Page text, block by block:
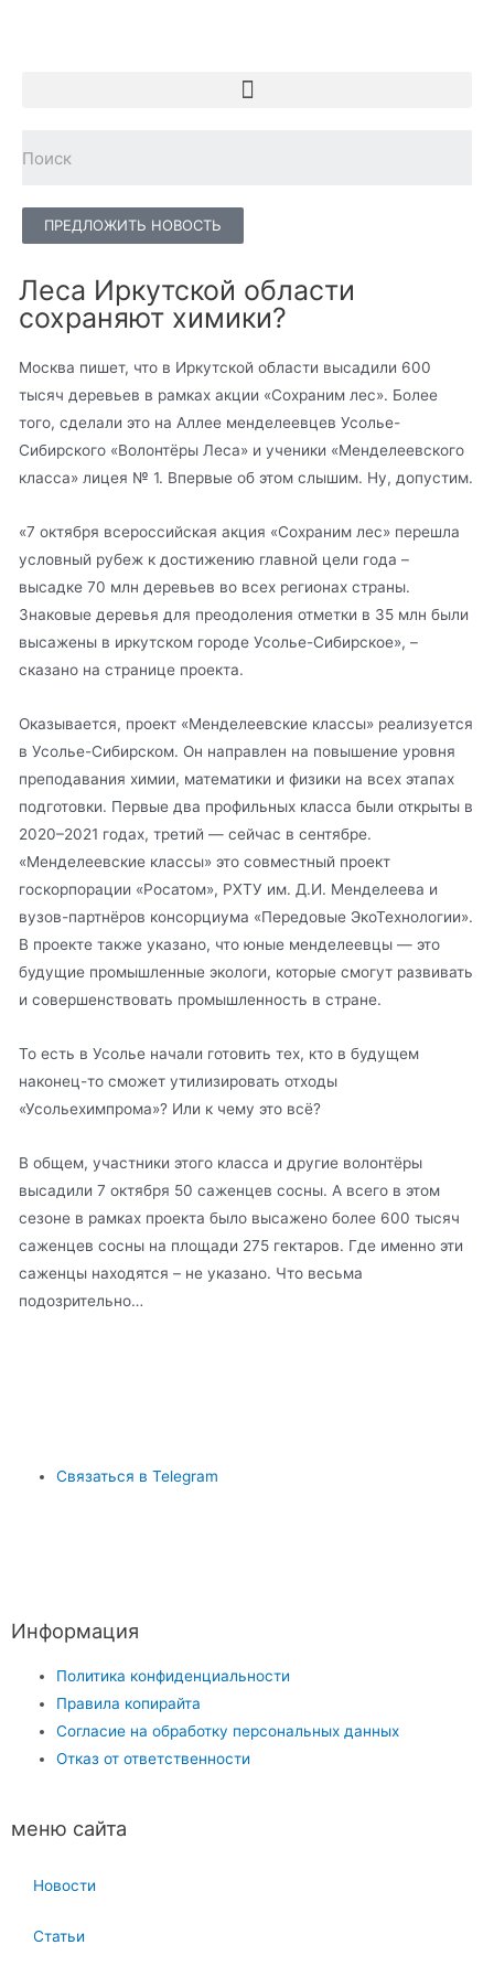
ПРЕДЛОЖИТЬ НОВОСТЬ
Леса Иркутской области
сохраняют химики?
Москва пишет, что в Иркутской области высадили 600
тысяч деревьев в рамках акции «Сохраним лес». Более
того, сделали это на Аллее менделеевцев Усолье-
Сибирского «Волонтёры Леса» и ученики «Менделеевского
класса» лицея № 1. Впервые об этом слышим. Ну, допустим.
«7 октября всероссийская акция «Сохраним лес» перешла
условный рубеж к достижению главной цели года –
высадке 70 млн деревьев во всех регионах страны.
Знаковые деревья для преодоления отметки в 35 млн были
высажены в иркутском городе Усолье-Сибирское», –
сказано на странице проекта.
Оказывается, проект «Менделеевские классы» реализуется
в Усолье-Сибирском. Он направлен на повышение уровня
преподавания химии, математики и физики на всех этапах
подготовки. Первые два профильных класса были открыты в
2020–2021 годах, третий — сейчас в сентябре.
«Менделеевские классы» это совместный проект
госкорпорации «Росатом», РХТУ им. Д.И. Менделеева и
вузов-партнёров консорциума «Передовые ЭкоТехнологии».
В проекте также указано, что юные менделеевцы — это
будущие промышленные экологи, которые смогут развивать
и совершенствовать промышленность в стране.
То есть в Усолье начали готовить тех, кто в будущем
наконец-то сможет утилизировать отходы
«Усольехимпрома»? Или к чему это всё?
В общем, участники этого класса и другие волонтёры
высадили 7 октября 50 саженцев сосны. А всего в этом
сезоне в рамках проекта было высажено более 600 тысяч
саженцев сосны на площади 275 гектаров. Где именно эти
саженцы находятся – не указано. Что весьма
подозрительно…
Связаться в Telegram
Информация
Политика конфиденциальности
Правила копирайта
Согласие на обработку персональных данных
Отказ от ответственности
меню сайта
Новости
Статьи